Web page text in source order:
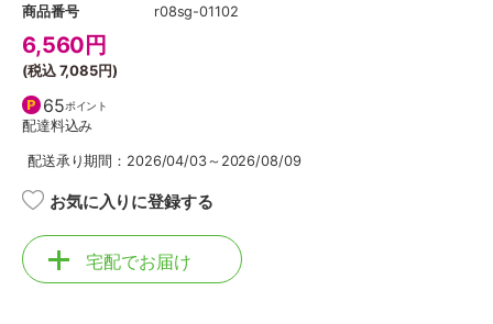
商品番号
r08sg-01102
6,560 円
(税込7,085円)
65ポイント
配達料込み
配送承り期間：2026/04/03～2026/08/09
お気に入りに登録する
宅配でお届け